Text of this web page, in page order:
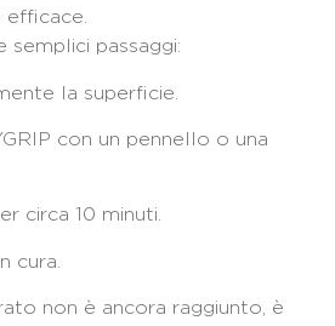
semplici passaggi:
la superficie.
con un pennello o una
circa 10 minuti.
cura.
non è ancora raggiunto, è